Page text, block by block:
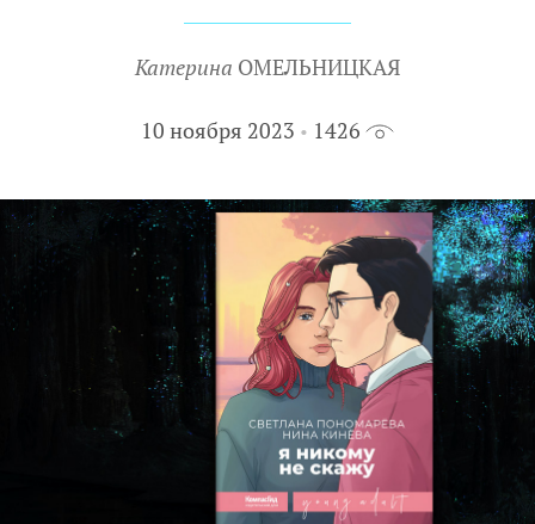
Катерина ОМЕЛЬНИЦКАЯ
10 ноября 2023 1426